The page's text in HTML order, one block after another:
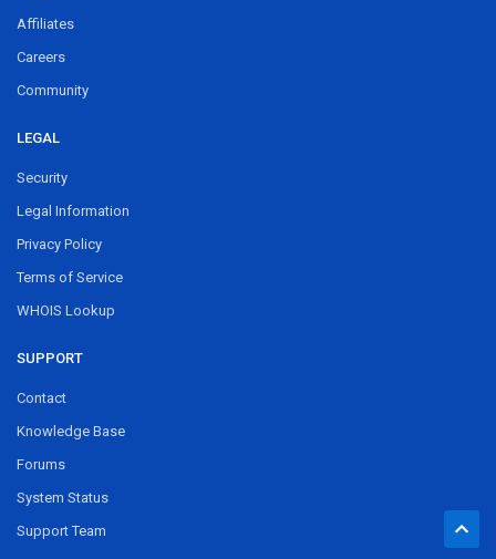
Affiliates
Careers
Community
LEGAL
Security
Legal Information
Privacy Policy
Terms of Service
WHOIS Lookup
SUPPORT
Contact
Knowledge Base
Forums
System Status
Support Team